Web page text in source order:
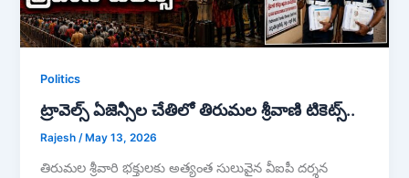
Politics
ట్రావెల్స్ ఏజెన్సీల చేతిలో తిరుమల శ్రీవాణి టికెట్స్..
Rajesh/ May 13, 2026
తిరుమల శ్రీవారి భక్తులకు అత్యంత సులువైన వీఐపీ దర్శన